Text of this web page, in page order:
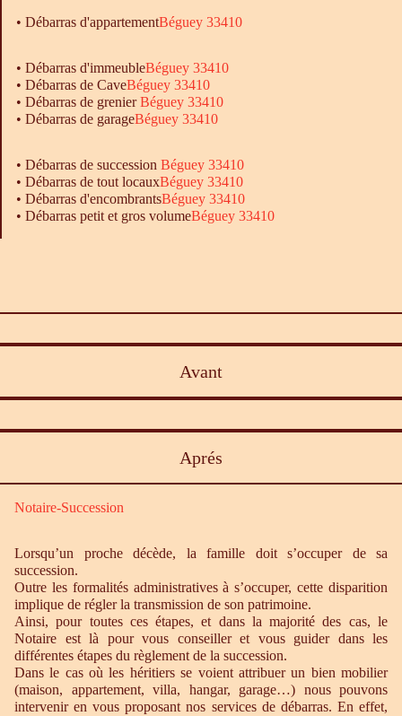
• Débarras d'appartementBéguey 33410
• Débarras d'immeubleBéguey 33410
• Débarras de CaveBéguey 33410
• Débarras de grenierBéguey 33410
• Débarras de garageBéguey 33410
• Débarras de succession Béguey 33410
• Débarras de tout locauxBéguey 33410
• Débarras d'encombrantsBéguey 33410
• Débarras petit et gros volumeBéguey 33410
Avant
Aprés
Notaire-Succession
Lorsqu’un proche décède, la famille doit s’occuper de sa
succession.
Outre les formalités administratives à s’occuper, cette disparition
implique de régler la transmission de son patrimoine.
Ainsi, pour toutes ces étapes, et dans la majorité des cas, le
Notaire est là pour vous conseiller et vous guider dans les
différentes étapes du règlement de la succession.
Dans le cas où les héritiers se voient attribuer un bien mobilier
(maison, appartement, villa, hangar, garage…) nous pouvons
intervenir en vous proposant nos services de débarras. En effet,